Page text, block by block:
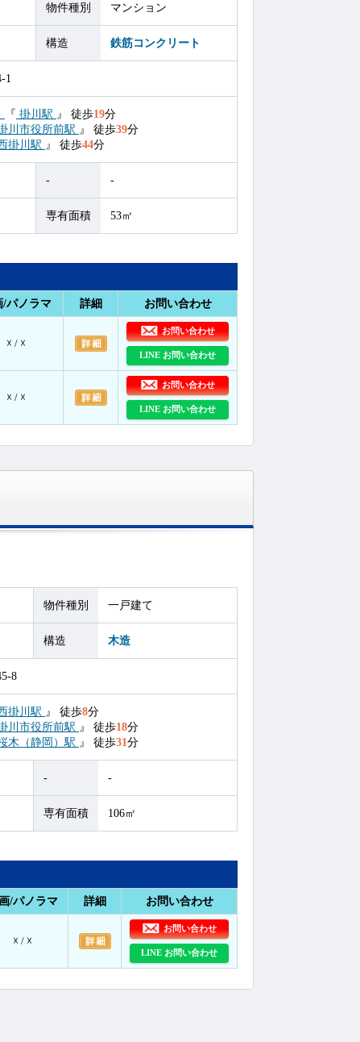
物件種別 マンション
構造 鉄筋コンクリート
1
『 掛川駅 』 徒歩19分
川市役所前駅 』 徒歩39分
掛川駅 』 徒歩44分
- -
専有面積 53㎡
/パノラマ 詳細 お問い合わせ
☓ / ☓
お問い合わせ
LINE お問い合わせ
☓ / ☓
お問い合わせ
LINE お問い合わせ
物件種別 一戸建て
構造 木造
8
掛川駅 』 徒歩8分
川市役所前駅 』 徒歩18分
木（静岡）駅 』 徒歩31分
- -
専有面積 106㎡
/パノラマ 詳細 お問い合わせ
☓ / ☓
お問い合わせ
LINE お問い合わせ